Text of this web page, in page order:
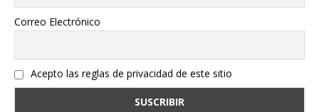
Correo Electrónico
Acepto las reglas de privacidad de este sitio